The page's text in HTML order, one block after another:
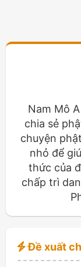
Nam Mô
chia sẻ
chuyện
nhỏ để
thức của
chấp trì
Đề xuất